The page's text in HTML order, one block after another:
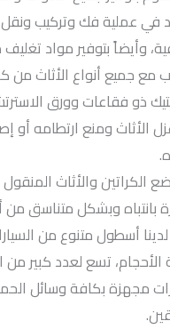
في عملية فك وتركيب ونقل
وأيضاً بتوفير مواد
مع جميع أنواع الأثاث من
ذو فقاعات وورق
الأثاث ومنع ارتطامه أو
الكراتين والأثاث
بانتباه وبشكل متناسق
لدينا أسطول متنوع من
الأحجام، تسع لعدد كبير من
مجهزة بكافة وسائل